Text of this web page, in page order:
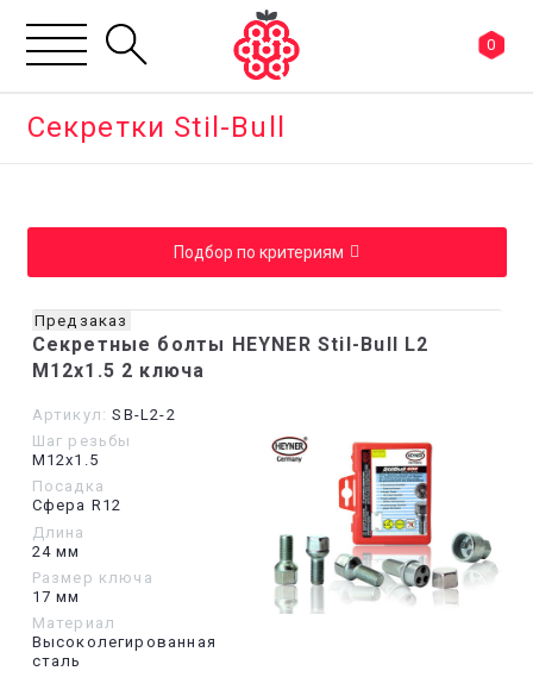
0
Секретки Stil-Bull
Секретные болты HEYNER Stil-Bull L2
M12x1.5 2 ключа
Артикул: SB-L2-2
Шаг резьбы
М12х1.5
Посадка
Сфера R12
Длина
24 мм
Размер ключа
17 мм
Материал
Высоколегированная
сталь
Предзаказ